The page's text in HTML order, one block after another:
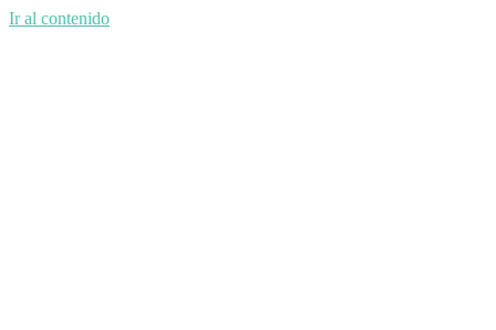
Ir al contenido